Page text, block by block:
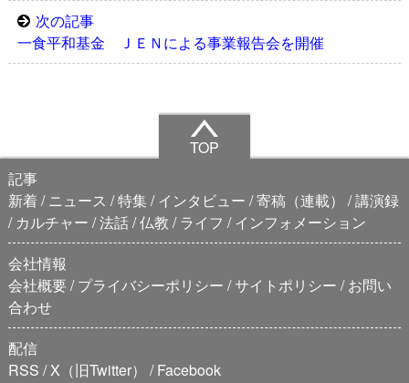
次の記事
一食平和基金 ＪＥＮによる事業報告会を開催
TOP
記事
新着
ニュース 特集 インタビュー 寄稿（連載）
講演録
カルチャー 法話 仏教 ライフ
インフォメーション
会社情報
会社概要 プライバシーポリシー サイトポリシー
お問い
合わせ
配信
RSS
X（旧Twitter） Facebook